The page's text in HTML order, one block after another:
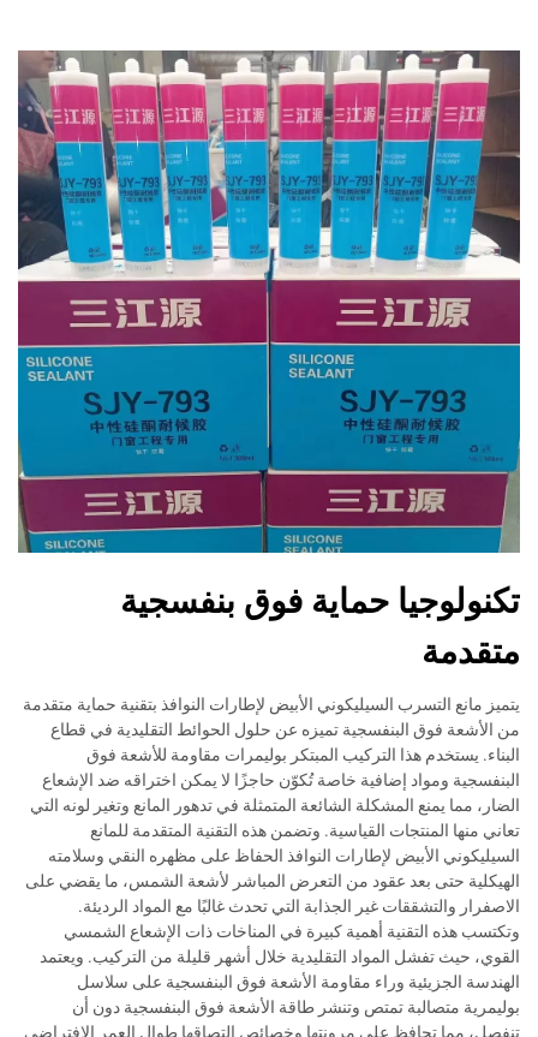
تكنولوجيا حماية فوق بنفسجية
متقدمة
يتميز مانع التسرب السيليكوني الأبيض لإطارات النوافذ بتقنية حماية متقدمة
من الأشعة فوق البنفسجية تميزه عن حلول الحوائط التقليدية في قطاع
البناء. يستخدم هذا التركيب المبتكر بوليمرات مقاومة للأشعة فوق
البنفسجية ومواد إضافية خاصة تُكوّن حاجزًا لا يمكن اختراقه ضد الإشعاع
الضار، مما يمنع المشكلة الشائعة المتمثلة في تدهور المانع وتغير لونه التي
تعاني منها المنتجات القياسية. وتضمن هذه التقنية المتقدمة للمانع
السيليكوني الأبيض لإطارات النوافذ الحفاظ على مظهره النقي وسلامته
الهيكلية حتى بعد عقود من التعرض المباشر لأشعة الشمس، ما يقضي على
الاصفرار والتشققات غير الجذابة التي تحدث غالبًا مع المواد الرديئة.
وتكتسب هذه التقنية أهمية كبيرة في المناخات ذات الإشعاع الشمسي
القوي، حيث تفشل المواد التقليدية خلال أشهر قليلة من التركيب. ويعتمد
الهندسة الجزيئية وراء مقاومة الأشعة فوق البنفسجية على سلاسل
بوليمرية متصالبة تمتص وتنشر طاقة الأشعة فوق البنفسجية دون أن
تنفصل، مما تحافظ على مرونتها وخصائص التصاقها طوال العمر الافتراضي